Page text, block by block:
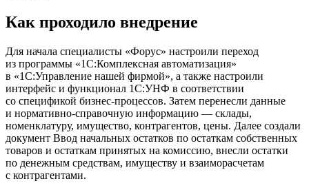
Как проходило внедрение
Для начала специалисты «Форус» настроили переход
из программы «1С:Комплексная автоматизация»
в «1С:Управление нашей фирмой», а также настроили
интерфейс и функционал 1С:УНФ в соответствии
со спецификой бизнес-процессов. Затем перенесли данные
и нормативно-справочную информацию — склады,
номенклатуру, имущество, контрагентов, цены. Далее создали
документ Ввод начальных остатков по остаткам собственных
товаров и остаткам принятых на комиссию, внесли остатки
по денежным средствам, имуществу и взаиморасчетам
с контрагентами.